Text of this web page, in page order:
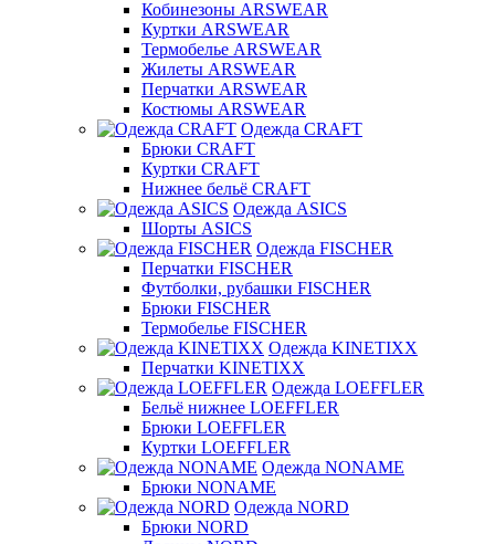
Кобинезоны ARSWEAR
Куртки ARSWEAR
Термобелье ARSWEAR
Жилеты ARSWEAR
Перчатки ARSWEAR
Костюмы ARSWEAR
Одежда CRAFT
Брюки CRAFT
Куртки CRAFT
Нижнее бельё CRAFT
Одежда ASICS
Шорты ASICS
Одежда FISCHER
Перчатки FISCHER
Футболки, рубашки FISCHER
Брюки FISCHER
Термобелье FISCHER
Одежда KINETIXX
Перчатки KINETIXX
Одежда LOEFFLER
Бельё нижнее LOEFFLER
Брюки LOEFFLER
Куртки LOEFFLER
Одежда NONAME
Брюки NONAME
Одежда NORD
Брюки NORD